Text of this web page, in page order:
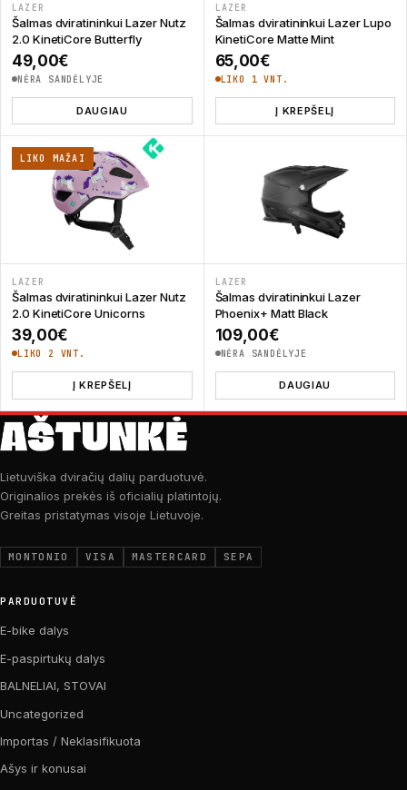
LAZER
Šalmas dviratininkui Lazer Nutz
2.0 KinetiCore Butterfly
49,00€
NĖRA SANDĖLYJE
DAUGIAU
LAZER
Šalmas dviratininkui Lazer Lupo
KinetiCore Matte Mint
65,00€
LIKO 1 VNT.
Į KREPŠELĮ
LIKO MAŽAI
LAZER
Šalmas dviratininkui Lazer Nutz
2.0 KinetiCore Unicorns
39,00€
LIKO 2 VNT.
Į KREPŠELĮ
LAZER
Šalmas dviratininkui Lazer
Phoenix+ Matt Black
109,00€
NĖRA SANDĖLYJE
DAUGIAU
Lietuviška dviračių dalių parduotuvė.
Originalios prekės iš oficialių platintojų.
Greitas pristatymas visoje Lietuvoje.
MONTONIO VISA MASTERCARD SEPA
PARDUOTUVĖ
E-bike dalys
E-paspirtukų dalys
BALNELIAI, STOVAI
Uncategorized
Importas / Neklasifikuota
Ašys ir konusai